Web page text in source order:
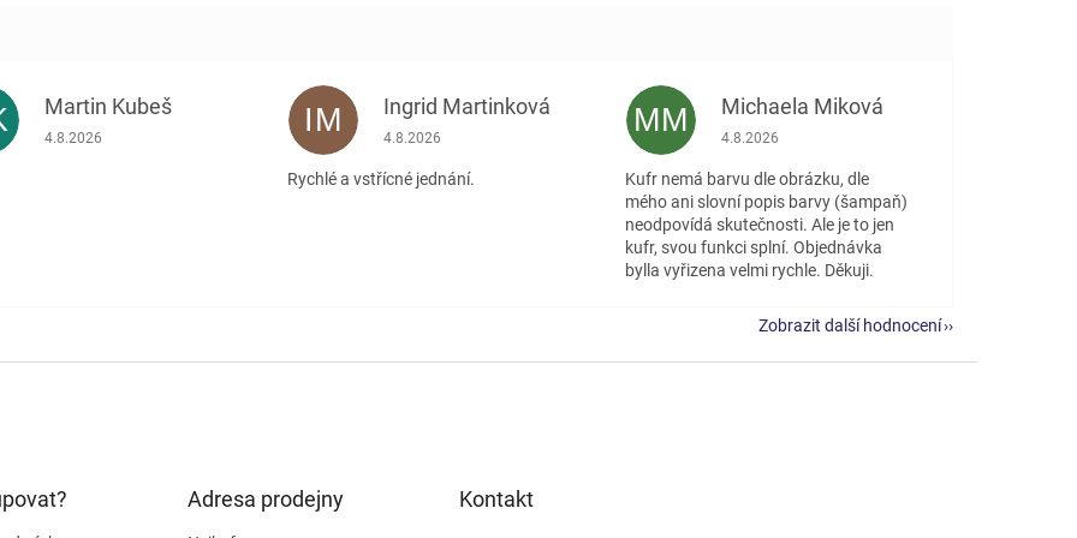
Martin Kubeš
Hodnocení obchodu je 5 z 5 hvězdiček.
4.8.2026 IM Ingrid Martinková
Hodnocení obchodu je 5 z 5 hvězdiček.
4.8.2026
Rychlé a vstřícné jednání.
MM Michaela Miková
Hodnocení obchodu je 5 z 5 hvězdiček.
4.8.2026
Kufr nemá barvu dle obrázku, dle
mého ani slovní popis barvy (šampaň)
neodpovídá skutečnosti. Ale je to jen
kufr, svou funkci splní. Objednávka
bylla vyřizena velmi rychle. Děkuji.
Zobrazit další hodnocení
Adresa prodejny Kontakt